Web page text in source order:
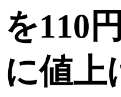
を110
に値